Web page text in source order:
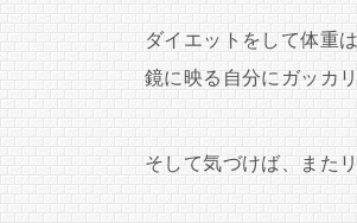
ダイエットをして体重
鏡に映る自分にガッカリ
そして気づけば、また